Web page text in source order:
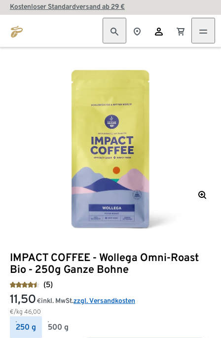
Kostenloser Standardversand ab 29 €
IMPACT COFFEE - Wollega Omni-Roast
Bio - 250g Ganze Bohne
(5)
11,50 €
€/kg 46,00
inkl. MwSt.zzgl. Versandkosten
250 g
500 g